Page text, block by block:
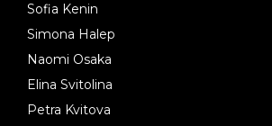
Sofia Kenin
Simona Halep
Naomi Osaka
Elina Svitolina
Petra Kvitova